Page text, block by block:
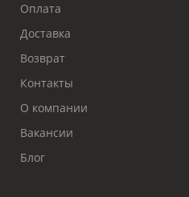
Оплата
Доставка
Возврат
Контакты
О компании
Вакансии
Блог